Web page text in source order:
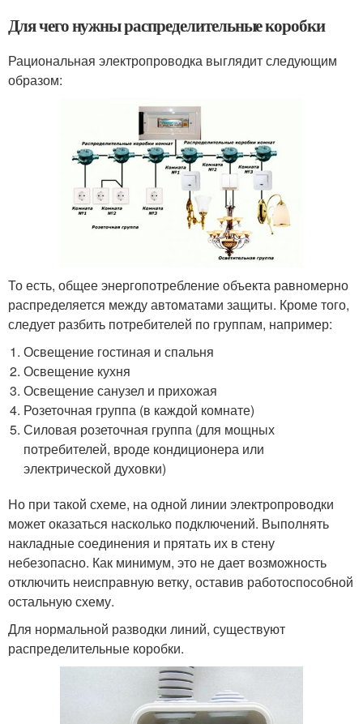
Для чего нужны распределительные коробки
Рациональная электропроводка выглядит следующим
образом:
То есть, общее энергопотребление объекта равномерно
распределяется между автоматами защиты. Кроме того,
следует разбить потребителей по группам, например:
Освещение гостиная и спальня
Освещение кухня
Освещение санузел и прихожая
Розеточная группа (в каждой комнате)
Силовая розеточная группа (для мощных
потребителей, вроде кондиционера или
электрической духовки)
Но при такой схеме, на одной линии электропроводки
может оказаться насколько подключений. Выполнять
накладные соединения и прятать их в стену
небезопасно. Как минимум, это не дает возможность
отключить неисправную ветку, оставив работоспособной
остальную схему.
Для нормальной разводки линий, существуют
распределительные коробки.